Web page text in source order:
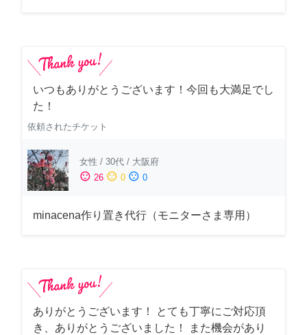
いつもありがとうございます！今回も大満足でし
た！
依頼されたチケット
女性 / 30代 / 大阪府
sentiment_satisfied 26 sentiment_neutral 0 sentiment_dissatisfied 0
minacena作り置き代行（モニターさま専用）
ありがとうございます！ とても丁寧にご対応頂
き、ありがとうございました！ また機会があり